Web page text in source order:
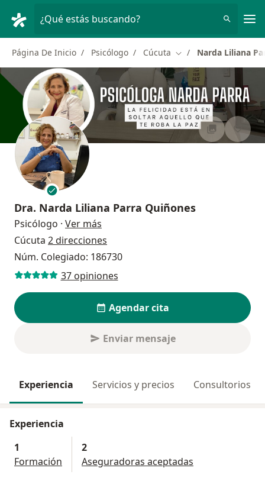
¿Qué estás buscando?
Página De Inicio Psicólogo Cúcuta Cambiar de ciudad
Narda Liliana
Dra. Narda Liliana Parra Quiñones
Psicólogo · Ver más
Cúcuta 2 direcciones
Núm. Colegiado: 186730
37 opiniones
Agendar cita
Enviar mensaje
Experiencia Servicios y precios Consultorios
Experiencia
1
Formación
2
Aseguradoras aceptadas